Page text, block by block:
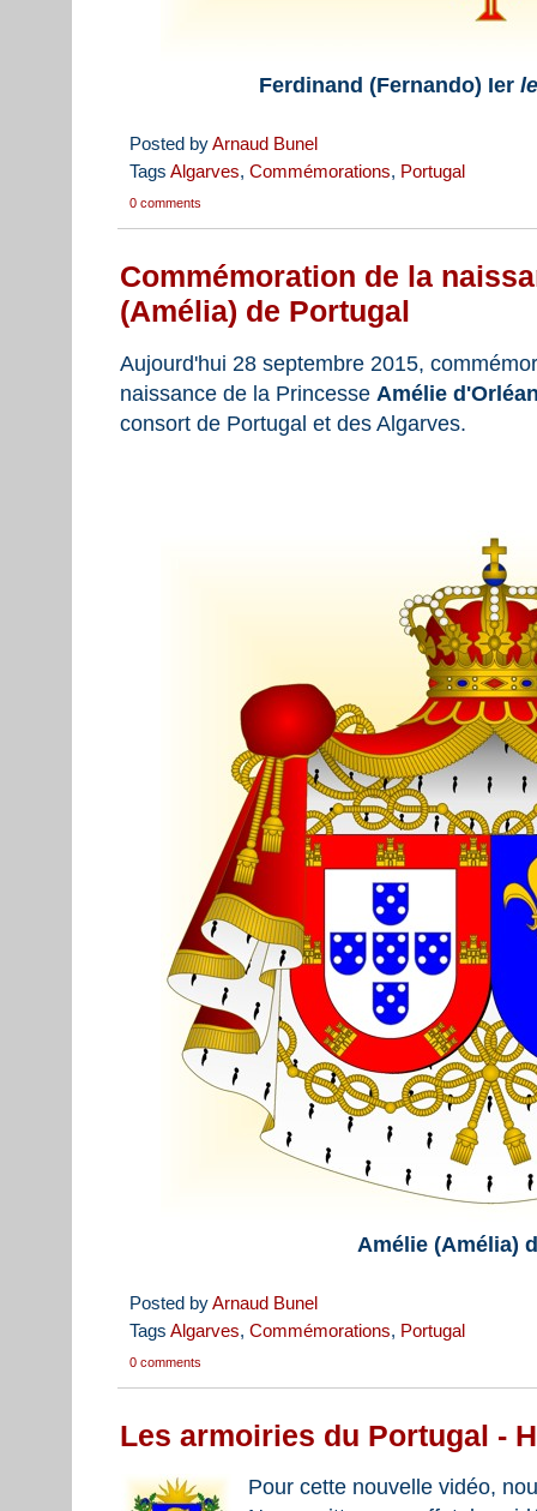
Ferdinand (Fernando) Ier
Posted byArnaud Bunel
Tags Algarves, Commémorations, Portugal
0 comments
Commémoration de la
(Amélia) de Portugal
Aujourd'hui 28 septembre 2015,
naissance de la Princesse Amélie
consort de Portugal et des Algarves.
Amélie (Amélia)
Posted byArnaud Bunel
Tags Algarves, Commémorations, Portugal
0 comments
Les armoiries du Portugal -
Pour cette nouvelle vidéo,